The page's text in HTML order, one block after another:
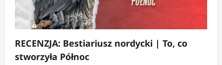
RECENZJA: Bestiariusz nordycki | To, co
stworzyła Północ